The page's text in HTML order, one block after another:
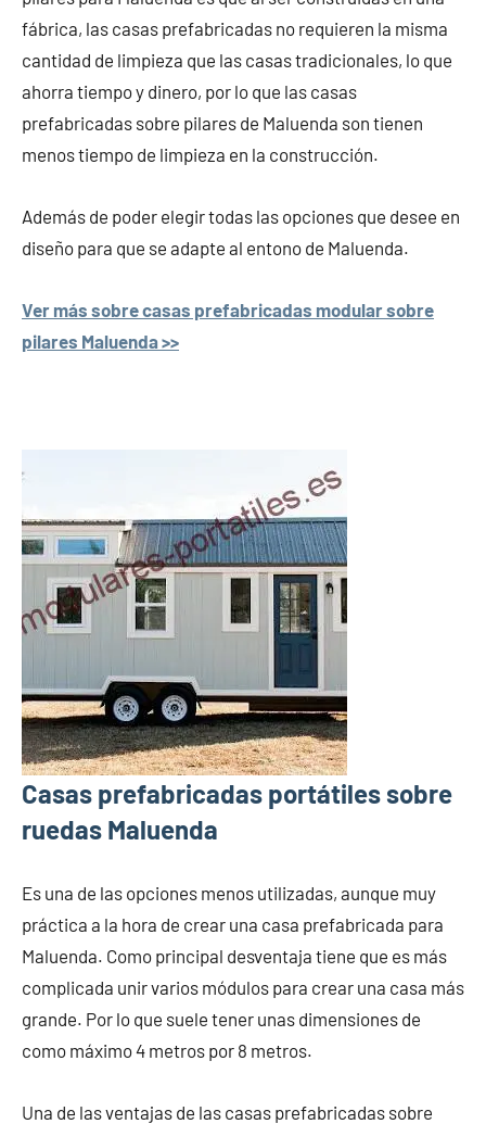
fábrica, las casas prefabricadas no requieren la misma
cantidad de limpieza que las casas tradicionales, lo que
ahorra tiempo y dinero, por lo que las casas
prefabricadas sobre pilares de Maluenda son tienen
menos tiempo de limpieza en la construcción.
Además de poder elegir todas las opciones que desee en
diseño para que se adapte al entono de Maluenda.
Ver más sobre casas prefabricadas modular sobre
pilares Maluenda >>
Casas prefabricadas portátiles sobre
ruedas Maluenda
Es una de las opciones menos utilizadas, aunque muy
práctica a la hora de crear una casa prefabricada para
Maluenda. Como principal desventaja tiene que es más
complicada unir varios módulos para crear una casa más
grande. Por lo que suele tener unas dimensiones de
como máximo 4 metros por 8 metros.
Una de las ventajas de las casas prefabricadas sobre